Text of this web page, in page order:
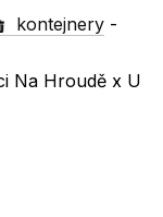
kontejnery -
Na Hroudě x U